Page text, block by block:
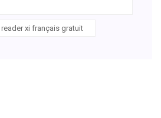
xi français gratuit